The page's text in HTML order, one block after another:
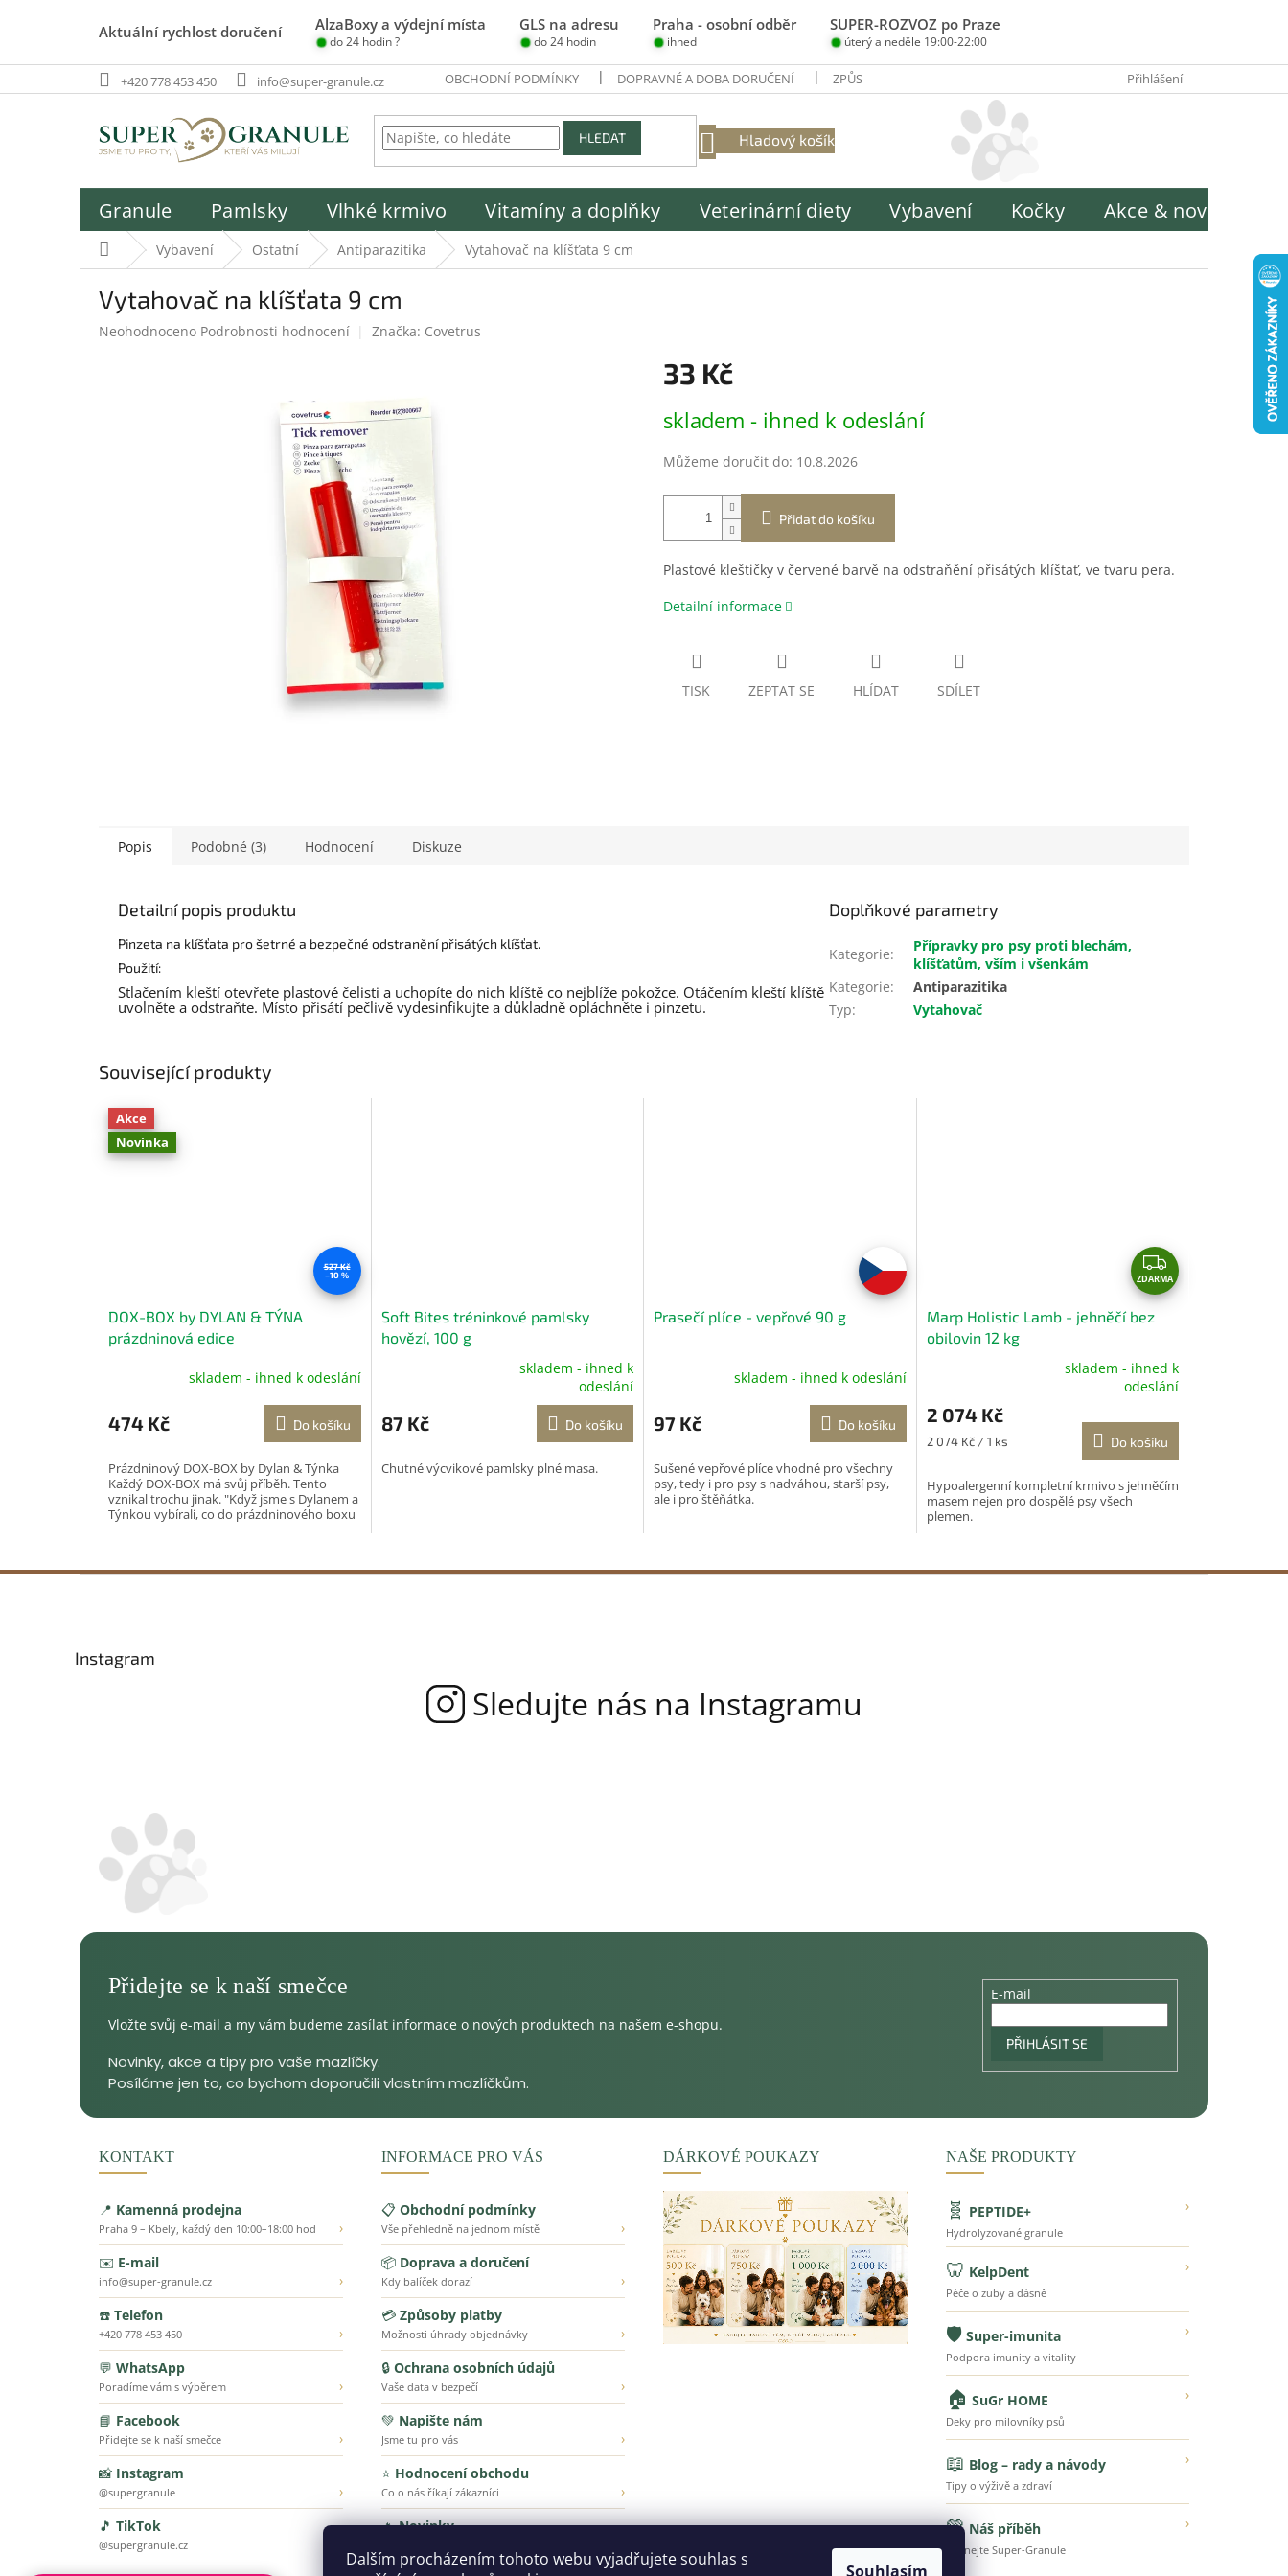
Dalším procházením tohoto webu vyjadřujete souhlas s
Souhlasím
Aktuální rychlost doručení AlzaBoxy a výdejní místa GLS na adresu Praha - osobní odběr SUPER-ROZVOZ po Praze
do 24 hodin ? do 24 hodin ihned úterý a neděle 19:00-22:00
+420 778 453 450 info@super-granule.cz OBCHODNÍ PODMÍNKY DOPRAVNÉ A DOBA DORUČENÍ ZPŮSOBY PLATBY INFORMACE O ZPRACOVÁNÍ OSOBNÍCH ÚDAJŮ
Přihlášení
HLEDAT
NÁKUPNÍ
Hladový košík
Granule Pamlsky Vlhké krmivo Vitamíny a doplňky Veterinární diety Vybavení Kočky Akce & novinky
Domů Vybavení Ostatní Antiparazitika Vytahovač na klíšťata 9 cm
Vytahovač na klíšťata 9 cm
Průměrné
Neohodnoceno Podrobnosti hodnocení Značka: Covetrus
33 Kč
cena:
skladem - ihned k odeslání
Můžeme doručit do: 10.8.2026
Přidat do košíku
Plastové kleštičky v červené barvě na odstraňění přisátých klíštať, ve tvaru pera.
Detailní informace
TISK ZEPTAT SE HLÍDAT SDÍLET
Popis Podobné (3) Hodnocení Diskuze
Detailní popis produktu
Pinzeta na klíšťata pro šetrné a bezpečné odstranění přisátých klíšťat.
Použití:
Stlačením kleští otevřete plastové čelisti a uchopíte do nich klíště co nejblíže pokožce. Otáčením kleští klíště
uvolněte a odstraňte. Místo přisátí pečlivě vydesinfikujte a důkladně opláchněte i pinzetu.
Doplňkové parametry
Kategorie:
Přípravky pro psy proti blechám,
klíšťatům, vším i všenkám
Kategorie:
Antiparazitika
Typ: Vytahovač
Související produkty
Akce
Novinka
527 Kč
–10 %
DOX-BOX by DYLAN & TÝNA
prázdninová edice
skladem - ihned k odeslání
474 Kč Do košíku
Prázdninový DOX-BOX by Dylan & Týnka
Každý DOX-BOX má svůj příběh. Tento
vznikal trochu jinak. "Když jsme s Dylanem a
Týnkou vybírali, co do prázdninového boxu
Soft Bites tréninkové pamlsky
hovězí, 100 g
produktu
je
z
skladem - ihned k
odeslání
87 Kč Do košíku
Chutné výcvikové pamlsky plné masa.
Prasečí plíce - vepřové 90 g
skladem - ihned k odeslání
97 Kč Do košíku
Sušené vepřové plíce vhodné pro všechny
psy, tedy i pro psy s nadváhou, starší psy,
ale i pro štěňátka.
Z
D
A
ZDARMA
Marp Holistic Lamb - jehněčí bez
obilovin 12 kg
produktu
je
5
hvězdiček.
skladem - ihned k
odeslání
2 074 Kč
Měrná
2 074 Kč / 1 ks Do košíku
Hypoalergenní kompletní krmivo s jehněčím
masem nejen pro dospělé psy všech
plemen.
Instagram
Vložte svůj e-mail a my vám budeme zasílat informace o nových produktech na našem e-shopu.
E-mail
PŘIHLÁSIT SE
KONTAKT
📍 Kamenná prodejna
Praha 9 – Kbely, každý den 10:00–18:00 hod
›
✉️ E-mail
info@super-granule.cz
›
☎️ Telefon
+420 778 453 450
›
💬 WhatsApp
Poradíme vám s výběrem
›
📘 Facebook
Přidejte se k naší smečce
›
📸 Instagram
@supergranule
›
🎵 TikTok
@supergranule.cz
INFORMACE PRO VÁS
📋 Obchodní podmínky
Vše přehledně na jednom místě
›
📦 Doprava a doručení
Kdy balíček dorazí
›
💳 Způsoby platby
Možnosti úhrady objednávky
›
🔒 Ochrana osobních údajů
Vaše data v bezpečí
›
💚 Napište nám
Jsme tu pro vás
›
⭐ Hodnocení obchodu
Co o nás říkají zákazníci
›
🔥Novinky
DÁRKOVÉ POUKAZY NAŠE PRODUKTY
🧬 PEPTIDE+ ›
Hydrolyzované granule
🦷 KelpDent ›
Péče o zuby a dásně
🛡️ Super-imunita ›
Podpora imunity a vitality
🏠 SuGr HOME ›
Deky pro milovníky psů
📖 Blog – rady a návody ›
Tipy o výživě a zdraví
💚 Náš příběh ›
Poznejte Super-Granule